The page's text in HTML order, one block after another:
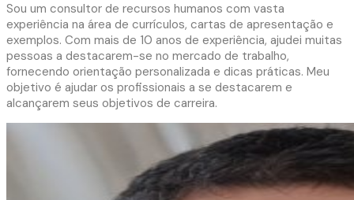
Sou um consultor de recursos humanos com vasta
experiência na área de currículos, cartas de apresentação e
exemplos. Com mais de 10 anos de experiência, ajudei muitas
pessoas a destacarem-se no mercado de trabalho,
fornecendo orientação personalizada e dicas práticas. Meu
objetivo é ajudar os profissionais a se destacarem e
alcançarem seus objetivos de carreira.